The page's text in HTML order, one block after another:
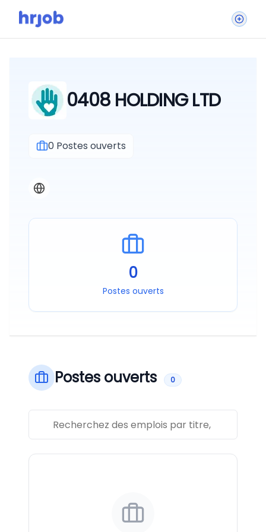
0408 HOLDING LTD
0 Postes ouverts
0
Postes ouverts
Postes ouverts 0